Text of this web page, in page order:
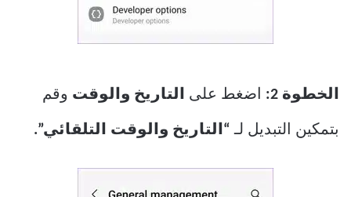
الخطوة 2: اضغط على التاريخ والوقت وقم
بتمكين التبديل لـ “التاريخ والوقت التلقائي”.